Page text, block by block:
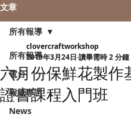
文章
所有報導
電台
報紙專訪
News
所有報導
六月份保鮮花製作
證書課程入門班
clovercraftworkshop
2019年3月24日 讀畢需時 2 分鐘